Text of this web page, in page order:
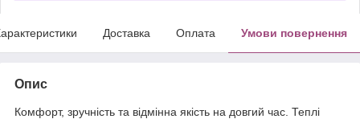
Доставка Оплата Умови повернення
Опис
Комфорт, зручність та відмінна якість на довгий час. Теплі